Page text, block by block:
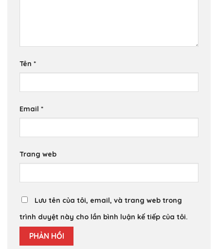
Tên *
Email *
Trang web
Lưu tên của tôi, email, và trang web trong
trình duyệt này cho lần bình luận kế tiếp của tôi.